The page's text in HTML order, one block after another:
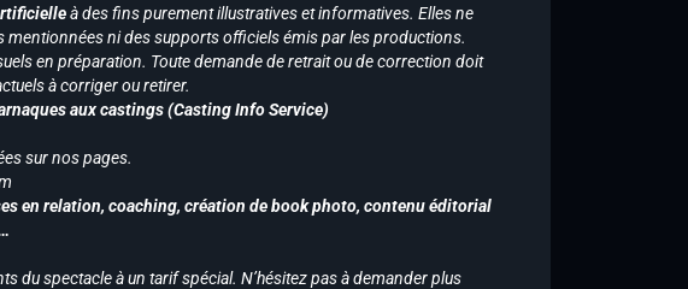
à des fins purement illustratives et informatives. Elles ne
ni des supports officiels émis par les productions.
en préparation. Toute demande de retrait ou de correction doit
à corriger ou retirer.
aux castings (Casting Info Service)
sur nos pages.
en relation, coaching, création de book photo, contenu éditorial
du spectacle à un tarif spécial. N’hésitez pas à demander plus